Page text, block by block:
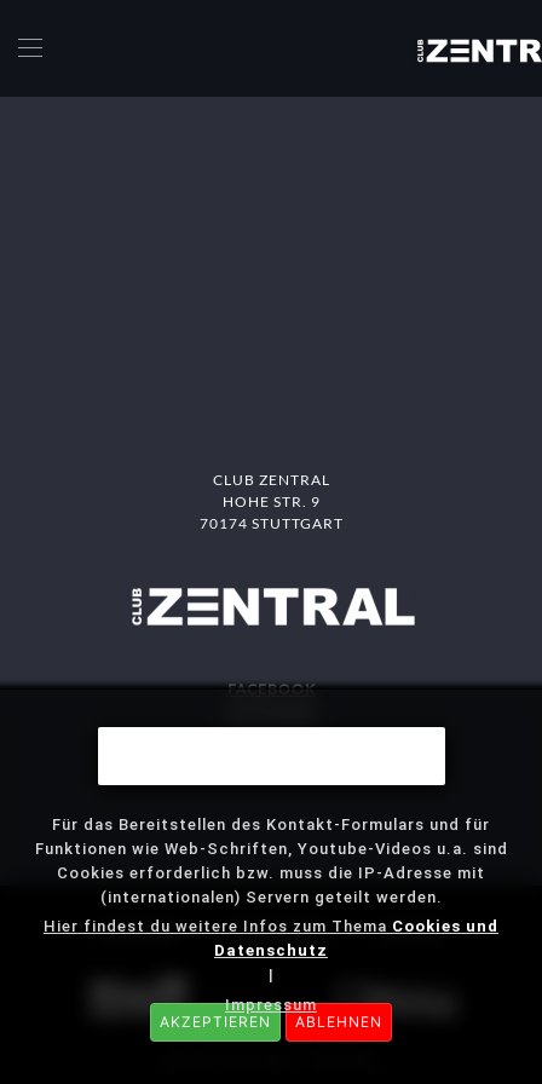
CLUB ZENTRAL
HOHE STR. 9
70174 STUTTGART
FACEBOOK
DAS MITTE
IMPRESSUM DATENSCHUTZ KONTAKT
Für das Bereitstellen des Kontakt-Formulars und für
Funktionen wie Web-Schriften, Youtube-Videos u.a. sind
Cookies erforderlich bzw. muss die IP-Adresse mit
(internationalen) Servern geteilt werden.
AKZEPTIEREN ABLEHNEN
Hier findest du weitere Infos zum Thema Cookies und
Datenschutz
|
Impressum